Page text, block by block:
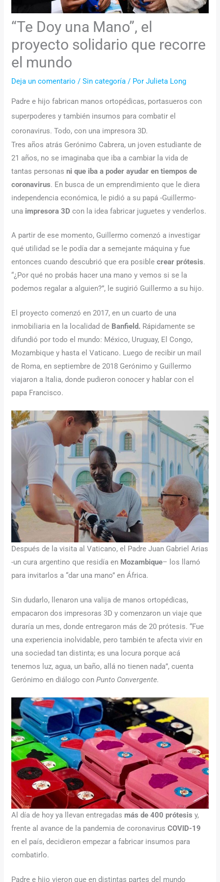
“Te Doy una Mano”, el
proyecto solidario que recorre
el mundo
Deja un comentario /Sin categoría / PorJulieta Long
Padre e hijo fabrican manos ortopédicas, portasueros con
superpoderes y también insumos para combatir el
coronavirus. Todo, con una impresora 3D.
Tres años atrás Gerónimo Cabrera, un joven estudiante de
21 años, no se imaginaba que iba a cambiar la vida de
tantas personasni que iba a poder ayudar en tiempos de
coronavirus. En busca de un emprendimiento que le diera
independencia económica, le pidió a su papá -Guillermo-
una impresora 3D con la idea fabricar juguetes y venderlos.
A partir de ese momento, Guillermo comenzó a investigar
qué utilidad se le podía dar a semejante máquina y fue
entonces cuando descubrió que era posiblecrear prótesis.
“¿Por qué no probás hacer una mano y vemos si se la
podemos regalar a alguien?”, le sugirió Guillermo a su hijo.
El proyecto comenzó en 2017, en un cuarto de una
inmobiliaria en la localidad de Banfield. Rápidamente se
difundió por todo el mundo: México, Uruguay, El Congo,
Mozambique y hasta el Vaticano. Luego de recibir un mail
de Roma, en septiembre de 2018 Gerónimo y Guillermo
viajaron a Italia, donde pudieron conocer y hablar con el
papa Francisco.
Después de la visita al Vaticano, el Padre Juan Gabriel Arias
-un cura argentino que residía en Mozambique– los llamó
para invitarlos a “dar una mano” en África.
Sin dudarlo, llenaron una valija de manos ortopédicas,
empacaron dos impresoras 3D y comenzaron un viaje que
duraría un mes, donde entregaron más de 20 prótesis. “Fue
una experiencia inolvidable, pero también te afecta vivir en
una sociedad tan distinta; es una locura porque acá
tenemos luz, agua, un baño, allá no tienen nada”, cuenta
Gerónimo en diálogo conPunto Convergente.
Al día de hoy ya llevan entregadas más de 400 prótesis y,
frente al avance de la pandemia de coronavirusCOVID-19
en el país, decidieron empezar a fabricar insumos para
combatirlo.
Padre e hijo vieron que en distintas partes del mundo